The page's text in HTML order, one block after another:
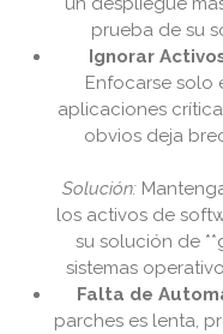
prueba de su
Ignorar
Enfocarse solo
aplicaciones
obvios deja
Solución:
los activos de
su solución de
sistemas
Falta de
parches es lenta,